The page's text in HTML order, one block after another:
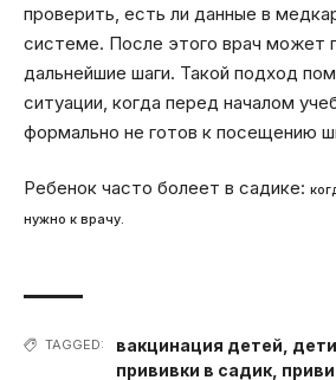
проверить, есть ли данные в
системе. После этого врач может
дальнейшие шаги. Такой подход
ситуации, когда перед началом
формально не готов к посещению
Ребенок часто болеет в садике:
нужно к врачу.
TAGGED: вакцинация детей
прививки в садик